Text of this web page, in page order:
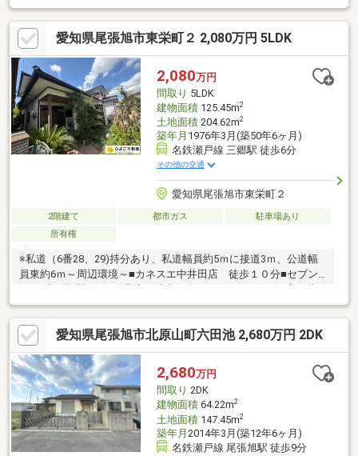
あるリビング・ダイニングや自然素材ならではの居心地の良さが
最大の魅力。外壁塗装や一部リフォーム実施予定で、気持ち良い
新生活がスタート。白鳳公園や学校も身近で、子育て世代にも嬉
しい住環境。都市アクセスと穏やかな住環境を両立した、名古屋
市内では手に入らない暮らしがここにある。2026年6月外壁塗装
実施済み。一部リフォーム実施予定。現在は見学予約受付中で
す。
愛知県尾張旭市東栄町２ 2,080万円 5LDK
2,080万円
間取り 5LDK
建物面積125.45m2
土地面積204.62m2
築年月 1976年3月(築50年6ヶ月)
名鉄瀬戸線 三郷駅 徒歩6分
その他の交通
愛知県尾張旭市東栄町２
2階建て 都市ガス
駐車場あり
所有権
※私道（6番28、29)持分あり、私道幅員約5ｍに接道3ｍ、公道幅
員東約6ｍ～周辺環境～■カネスエ中井田店 徒歩１０分■セブン
歩６分■尾張旭市立東中学校 徒歩２３分■尾張旭市立東栄小学
校 徒歩６分■尾張旭市立藤池保育園 徒歩８分◇ひよこ不動産
にお任せ下さい◇土地・マンション・新築・収益物件２０年以上
の不動産経験を活かし幅広くバックアップ致します！！
愛知県尾張旭市北原山町六田池 2,680万円 2DK
2,680万円
間取り 2DK
建物面積64.22m2
土地面積147.45m2
築年月 2014年3月(築12年6ヶ月)
名鉄瀬戸線 尾張旭駅 徒歩9分